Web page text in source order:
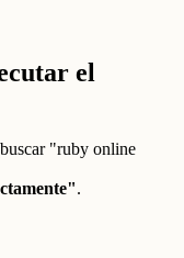
el
"ruby online
.